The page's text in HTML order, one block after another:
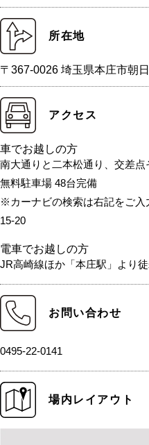
所在地
〒367-0026 埼玉県本庄市朝
アクセス
車でお越しの方
南大通りと二本松通り、交差点
無料駐車場 48台完備
※カーナビの検索は右記をご入
15-20
電車でお越しの方
JR高崎線ほか「本庄駅」より徒
お問い合わせ
0495-22-0141
場内レイアウト